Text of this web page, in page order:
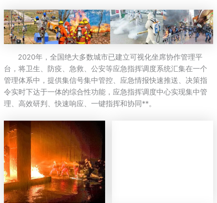
2020年，全国绝大多数城市已建立可视化坐席协作管理平
台，将卫生、防疫、急救、公安等应急指挥调度系统汇集在一个
管理体系中，提供集信号集中管控、应急情报快速推送、决策指
令实时下达于一体的综合性功能，应急指挥调度中心实现集中管
理、高效研判、快速响应、一键指挥和协同**。